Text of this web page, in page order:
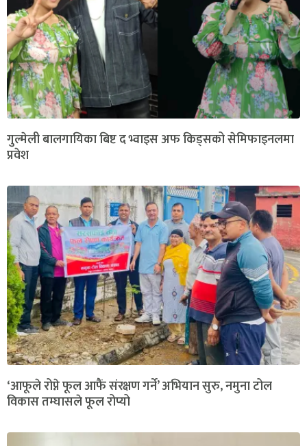
गुल्मेली बालगायिका बिष्ट द भ्वाइस अफ किड्सको सेमिफाइनलमा
प्रवेश
‘आफूले रोप्ने फूल आफैं संरक्षण गर्ने’ अभियान सुरु, नमुना टोल
विकास तम्घासले फूल रोप्यो